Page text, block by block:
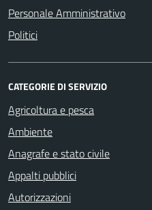
Personale Amministrativo
Politici
CATEGORIE DI SERVIZIO
Agricoltura e pesca
Ambiente
Anagrafe e stato civile
Appalti pubblici
Autorizzazioni